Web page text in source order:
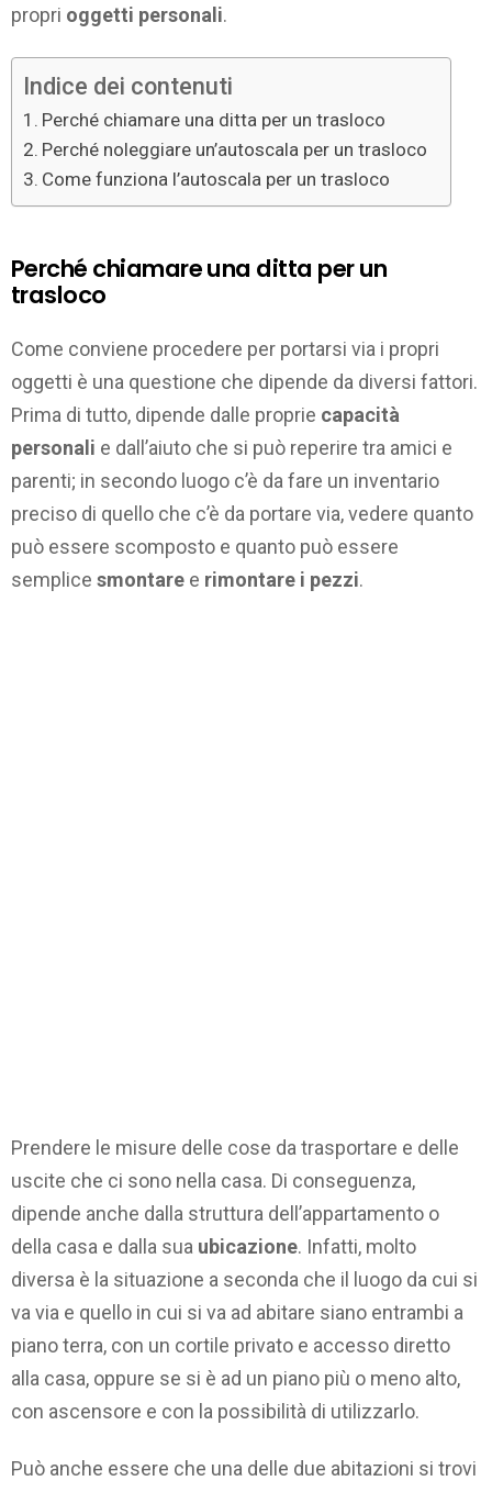
propri oggetti personali.
Indice dei contenuti
Perché chiamare una ditta per un trasloco
Perché noleggiare un’autoscala per un trasloco
Come funziona l’autoscala per un trasloco
Perché chiamare una ditta per un
trasloco
Come conviene procedere per portarsi via i propri
oggetti è una questione che dipende da diversi fattori.
Prima di tutto, dipende dalle proprie capacità
personali e dall’aiuto che si può reperire tra amici e
parenti; in secondo luogo c’è da fare un inventario
preciso di quello che c’è da portare via, vedere quanto
può essere scomposto e quanto può essere
semplice smontare e rimontare i pezzi.
Prendere le misure delle cose da trasportare e delle
uscite che ci sono nella casa. Di conseguenza,
dipende anche dalla struttura dell’appartamento o
della casa e dalla sua ubicazione. Infatti, molto
diversa è la situazione a seconda che il luogo da cui si
va via e quello in cui si va ad abitare siano entrambi a
piano terra, con un cortile privato e accesso diretto
alla casa, oppure se si è ad un piano più o meno alto,
con ascensore e con la possibilità di utilizzarlo.
Può anche essere che una delle due abitazioni si trovi